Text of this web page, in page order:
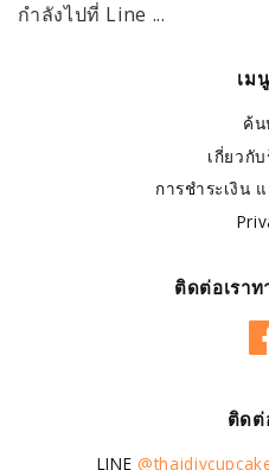
กำลังไปที่ Line ...
เม
ค้น
เกี่ยวกั
การชำระเงิน
ติดต่อเราท
ติดต่
LINE